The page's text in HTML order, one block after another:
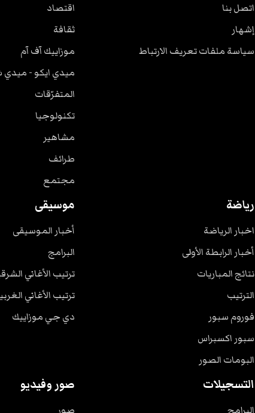
اتصل بنا
إشهار
سياسة ملفات تعريف الارتباط
اقتصاد
ثقافة
موزاييك آف آم
ميدي ايكو -
المتفرّقات
تكنولوجيا
مشاهير
طرائف
مجتمع
رياضة
اخبار الرياضة
أخبار الرابطة الأولى
نتائج المباريات
الترتيب
فوروم سبور
سبور اكسبراس
البومات الصور
موسيقى
أخبار الموسيقى
البرامج
ترتيب الأغاني
ترتيب الأغاني
دي جي موزاييك
التسجيلات
البرامج
صور وفيديو
صور